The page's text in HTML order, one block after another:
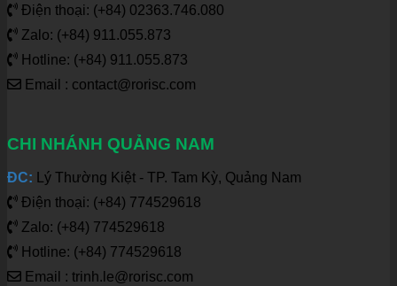
Điện thoại: (+84) 02363.746.080
Zalo: (+84) 911.055.873
Hotline: (+84) 911.055.873
Email : contact@rorisc.com
CHI NHÁNH QUẢNG NAM
ĐC: Lý Thường Kiệt - TP. Tam Kỳ, Quảng Nam
Điện thoại: (+84) 774529618
Zalo: (+84) 774529618
Hotline: (+84) 774529618
Email : trinh.le@rorisc.com